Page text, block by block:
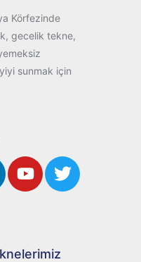
Körfezinde
gecelik tekne,
sunmak için